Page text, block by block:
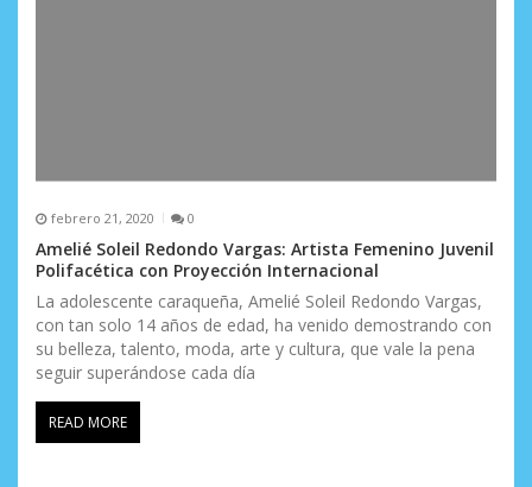
febrero 21, 2020 0
Amelié Soleil Redondo Vargas: Artista Femenino Juvenil
Polifacética con Proyección Internacional
La adolescente caraqueña, Amelié Soleil Redondo Vargas,
con tan solo 14 años de edad, ha venido demostrando con
su belleza, talento, moda, arte y cultura, que vale la pena
seguir superándose cada día
READ MORE